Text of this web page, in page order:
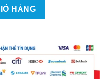
Tại TPHCM số lượng
HÀNG